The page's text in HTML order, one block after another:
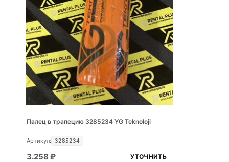
Палец в трапецию 3285234 YG Teknoloji
Артикул: 3285234
3.258 ₽ УТОЧНИТЬ